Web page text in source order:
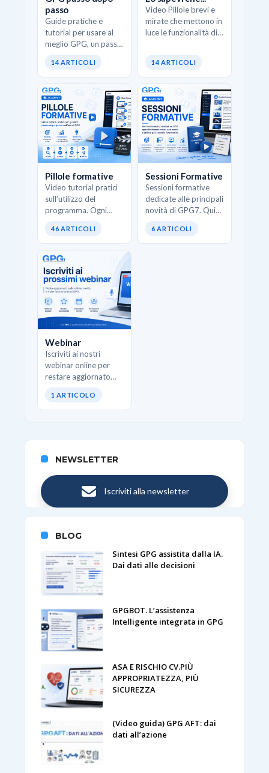
passo
Guide pratiche e
tutorial per usare al
meglio GPG, un passo
14 ARTICOLI
Video Pillole brevi e
mirate che mettono in
luce le funzionalità di
concreti. L’obiettivo è
scoprire opportunità
pratiche…
14 ARTICOLI
Pillole formative
Video tutorial pratici
sull’utilizzo del
programma. Ogni
funzione specifica di
GPG e mostra come
usarla correttamente
senza teoria inutile.
Ideali quando…
46 ARTICOLI
Sessioni Formative
Sessioni formative
dedicate alle principali
novità di GPG7. Qui
strutturati che
spiegano come
6 ARTICOLI
Webinar
Iscriviti ai nostri
webinar online per
restare aggiornato
sulle funzionalità di
GPG.
1 ARTICOLO
NEWSLETTER
Iscriviti alla newsletter
BLOG
Sintesi GPG assistita dalla IA.
Dai dati alle decisioni
GPGBOT. L’assistenza
Intelligente integrata in GPG
ASA E RISCHIO CV.PIÙ
APPROPRIATEZZA, PIÙ
SICUREZZA
(Video guida) GPG AFT: dai
dati all’azione